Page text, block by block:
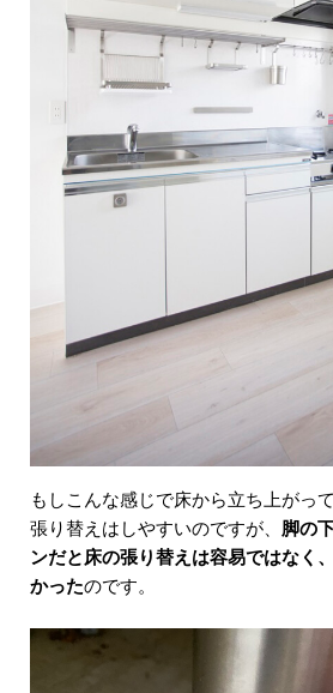
もしこんな感じで床から立ち上がっ
張り替えはしやすいのですが、 脚の
ンだと床の張り替えは容易ではなく
かったのです。